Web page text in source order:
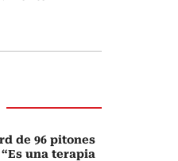
de 96 pitones
una terapia